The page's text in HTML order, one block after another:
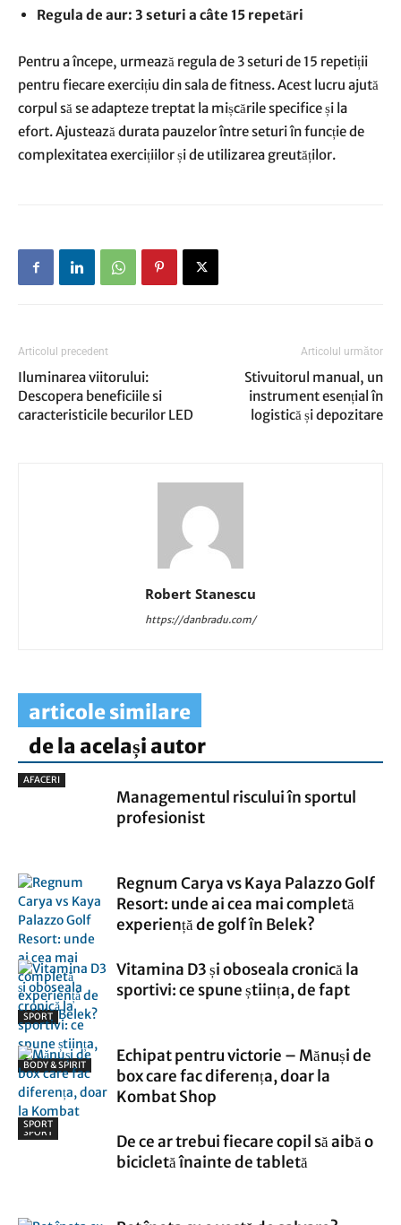
Regula de aur: 3 seturi a câte 15 repetări
Pentru a începe, urmează regula de 3 seturi de 15 repetiții
pentru fiecare exercițiu din sala de fitness. Acest lucru ajută
corpul să se adapteze treptat la mișcările specifice și la
efort. Ajustează durata pauzelor între seturi în funcție de
complexitatea exercițiilor și de utilizarea greutăților.
Articolul precedent
Iluminarea viitorului:
Descopera beneficiile si
caracteristicile becurilor LED
Articolul următor
Stivuitorul manual, un
instrument esențial în
logistică și depozitare
Robert Stanescu
https://danbradu.com/
articole similare
de la același autor
AFACERI
Managementul riscului în sportul
profesionist
SPORT
Regnum Carya vs Kaya Palazzo Golf
Resort: unde ai cea mai completă
experiență de golf în Belek?
BODY & SPIRIT
Vitamina D3 și oboseala cronică la
sportivi: ce spune știința, de fapt
SPORT
Echipat pentru victorie – Mănuși de
box care fac diferența, doar la
Kombat Shop
SPORT
De ce ar trebui fiecare copil să aibă o
bicicletă înainte de tabletă